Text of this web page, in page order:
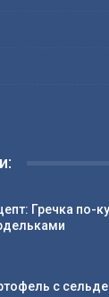
Гречка по-
с